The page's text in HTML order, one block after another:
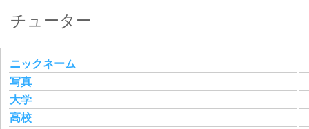
チューター
ニックネーム
写真
大学
高校